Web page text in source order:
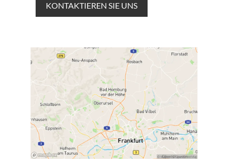
KONTAKTIEREN SIE UNS